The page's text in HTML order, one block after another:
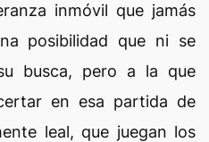
inmóvil que jamás
posibilidad que ni se
busca, pero a la que
en esa partida de
leal, que juegan los